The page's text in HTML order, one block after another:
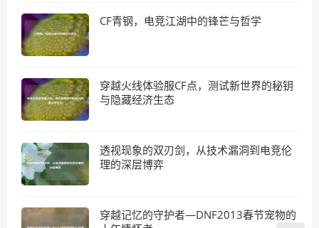
CF青钢，电竞江湖中的锋芒与哲学
穿越火线体验服CF点，测试新世界的秘钥
与隐藏经济生态
透视现象的双刃剑，从技术漏洞到电竞伦
理的深层博弈
穿越记忆的守护者—DNF2013春节宠物的